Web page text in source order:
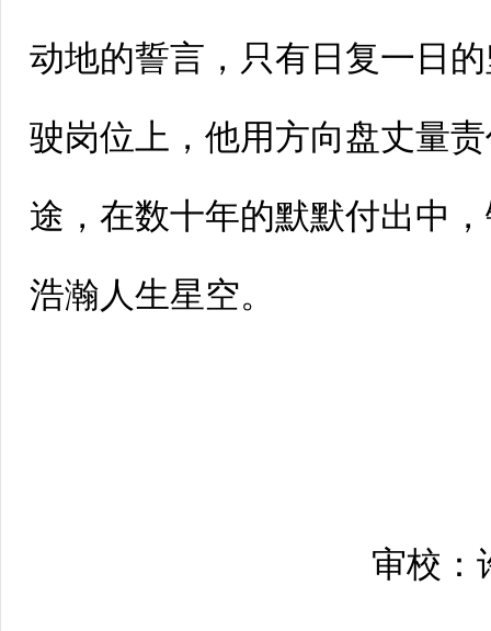
动地的誓言，只有日复一日
驶岗位上，他用方向盘丈量
途，在数十年的默默付出中
浩瀚人生星空。
审校：